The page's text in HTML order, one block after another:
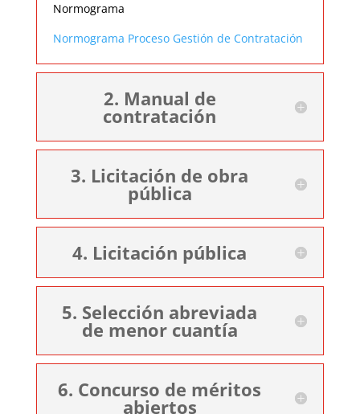
Normograma
Normograma Proceso Gestión de Contratación
2. Manual de
contratación
3. Licitación de obra
pública
4. Licitación pública
5. Selección abreviada
de menor cuantía
6. Concurso de méritos
abiertos